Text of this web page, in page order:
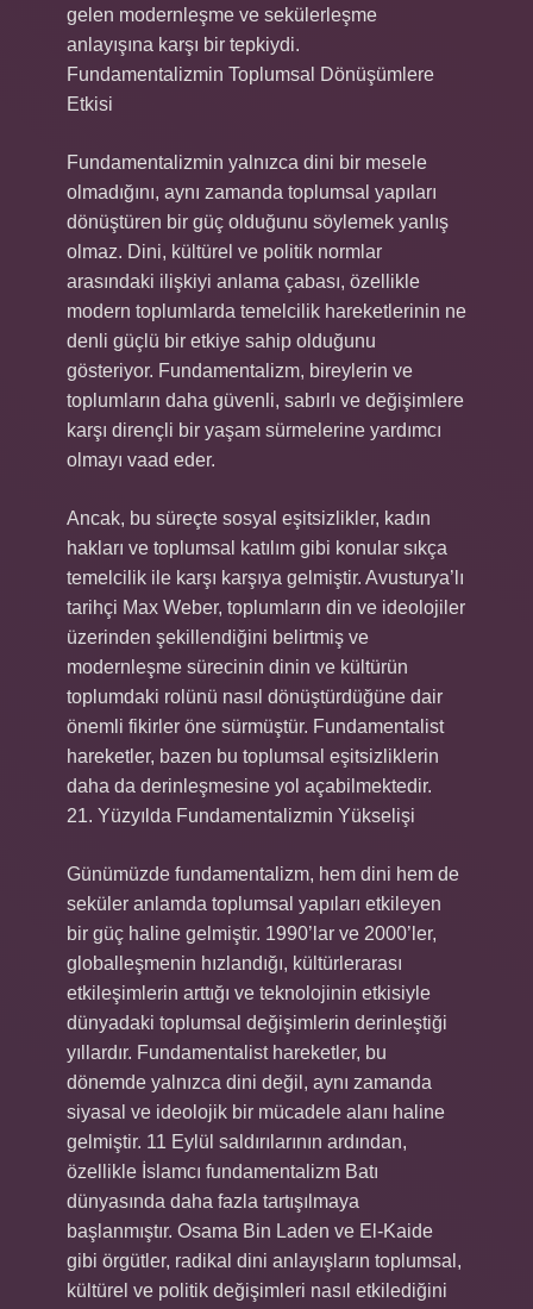
gelen modernleşme ve sekülerleşme
anlayışına karşı bir tepkiydi.
Fundamentalizmin Toplumsal Dönüşümlere
Etkisi
Fundamentalizmin yalnızca dini bir mesele
olmadığını, aynı zamanda toplumsal yapıları
dönüştüren bir güç olduğunu söylemek yanlış
olmaz. Dini, kültürel ve politik normlar
arasındaki ilişkiyi anlama çabası, özellikle
modern toplumlarda temelcilik hareketlerinin ne
denli güçlü bir etkiye sahip olduğunu
gösteriyor. Fundamentalizm, bireylerin ve
toplumların daha güvenli, sabırlı ve değişimlere
karşı dirençli bir yaşam sürmelerine yardımcı
olmayı vaad eder.
Ancak, bu süreçte sosyal eşitsizlikler, kadın
hakları ve toplumsal katılım gibi konular sıkça
temelcilik ile karşı karşıya gelmiştir. Avusturya’lı
tarihçi Max Weber, toplumların din ve ideolojiler
üzerinden şekillendiğini belirtmiş ve
modernleşme sürecinin dinin ve kültürün
toplumdaki rolünü nasıl dönüştürdüğüne dair
önemli fikirler öne sürmüştür. Fundamentalist
hareketler, bazen bu toplumsal eşitsizliklerin
daha da derinleşmesine yol açabilmektedir.
21. Yüzyılda Fundamentalizmin Yükselişi
Günümüzde fundamentalizm, hem dini hem de
seküler anlamda toplumsal yapıları etkileyen
bir güç haline gelmiştir. 1990’lar ve 2000’ler,
globalleşmenin hızlandığı, kültürlerarası
etkileşimlerin arttığı ve teknolojinin etkisiyle
dünyadaki toplumsal değişimlerin derinleştiği
yıllardır. Fundamentalist hareketler, bu
dönemde yalnızca dini değil, aynı zamanda
siyasal ve ideolojik bir mücadele alanı haline
gelmiştir. 11 Eylül saldırılarının ardından,
özellikle İslamcı fundamentalizm Batı
dünyasında daha fazla tartışılmaya
başlanmıştır. Osama Bin Laden ve El-Kaide
gibi örgütler, radikal dini anlayışların toplumsal,
kültürel ve politik değişimleri nasıl etkilediğini